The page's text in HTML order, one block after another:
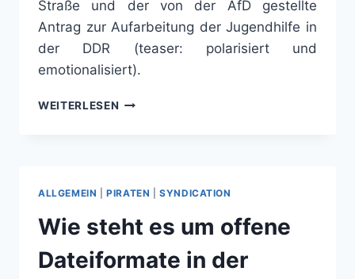
Straße und der von der AfD gestellte
Antrag zur Aufarbeitung der Jugendhilfe in
der DDR (teaser: polarisiert und
emotionalisiert).
WEITERLESEN ES
PODCAST
PVP-
KOOPERATION
10
ALLGEMEIN |PIRATEN |SYNDICATION
Wie steht es um offene
Dateiformate in der